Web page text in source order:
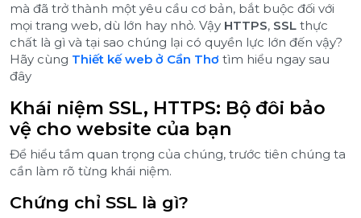
mà đã trở thành một yêu cầu cơ bản, bắt buộc đối với
mọi trang web, dù lớn hay nhỏ. Vậy HTTPS, SSL thực
chất là gì và tại sao chúng lại có quyền lực lớn đến vậy?
Hãy cùng Thiết kế web ở Cần Thơ tìm hiểu ngay sau
đây
Khái niệm SSL, HTTPS: Bộ đôi bảo
vệ cho website của bạn
Để hiểu tầm quan trọng của chúng, trước tiên chúng ta
cần làm rõ từng khái niệm.
Chứng chỉ SSL là gì?